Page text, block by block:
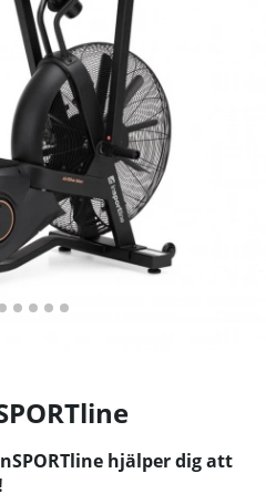
hjälper dig att